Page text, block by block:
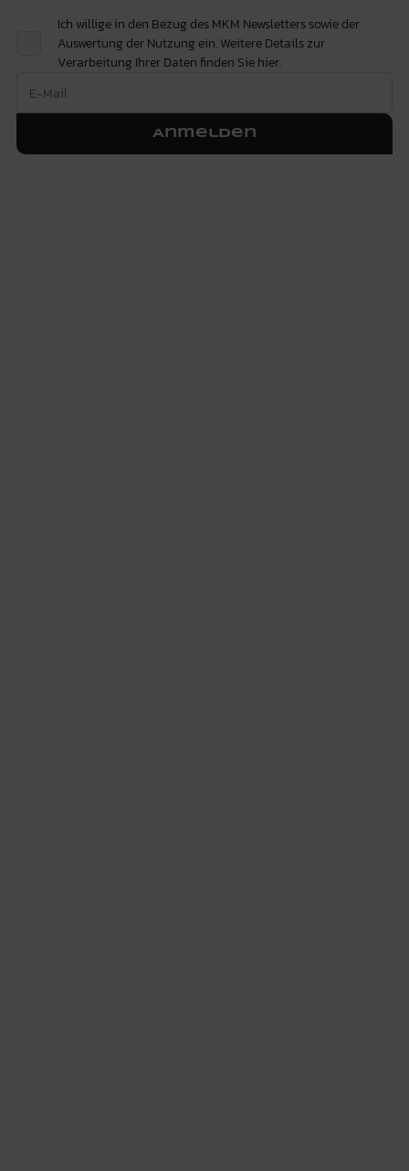
Ich willige in den Bezug des MKM Newsletters sowie der
Auswertung der Nutzung ein. Weitere Details zur
Verarbeitung Ihrer Daten finden Siehier.
Anmelden